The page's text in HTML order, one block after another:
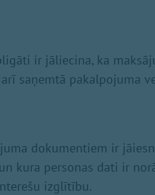
ir jāliecina, ka
saņemtā pakalpojuma
dokumentiem ir
kura personas dati ir
izglītību.